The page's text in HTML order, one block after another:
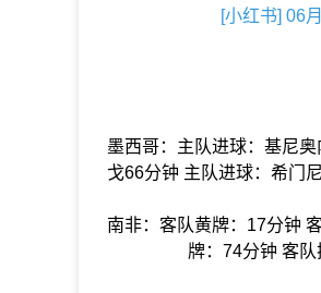
[小红书] 06
墨西哥：主队进球：基尼
戈66分钟 主队进球：希门
南非：客队黄牌：17分钟
牌：74分钟 客